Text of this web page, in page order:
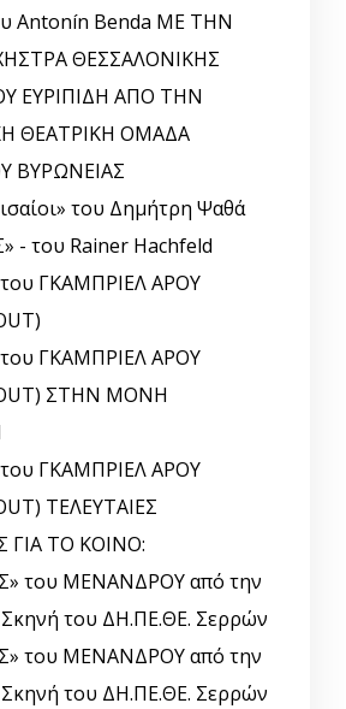
Antonín Benda ΜΕ ΤΗΝ
ΘΕΣΣΑΛΟΝΙΚΗΣ
ΕΥΡΙΠΙΔΗ ΑΠΟ ΤΗΝ
ΘΕΑΤΡΙΚΗ ΟΜΑΔΑ
ΒΥΡΩΝΕΙΑΣ
του Δημήτρη Ψαθά
του Rainer Hachfeld
του ΓΚΑΜΠΡΙΕΛ ΑΡΟΥ
του ΓΚΑΜΠΡΙΕΛ ΑΡΟΥ
ΣΤΗΝ ΜΟΝΗ
του ΓΚΑΜΠΡΙΕΛ ΑΡΟΥ
ΤΕΛΕΥΤΑΙΕΣ
ΓΙΑ ΤΟ ΚΟΙΝΟ:
του ΜΕΝΑΝΔΡΟΥ από την
Σκηνή του ΔΗ.ΠΕ.ΘΕ. Σερρών
του ΜΕΝΑΝΔΡΟΥ από την
Σκηνή του ΔΗ.ΠΕ.ΘΕ. Σερρών